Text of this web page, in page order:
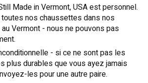
Made in Vermont, USA est personnel.
nos chaussettes dans nos
Vermont - nous ne pouvons pas
- si ce ne sont pas les
plus durables que vous ayez jamais
les pour une autre paire.